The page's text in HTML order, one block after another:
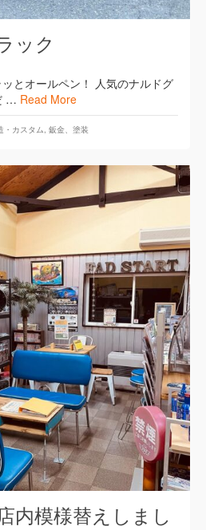
ック
とオールペン！ 人気のナルドグ
… Read More
・カスタム, 鈑金、塗装
内模様替えしまし